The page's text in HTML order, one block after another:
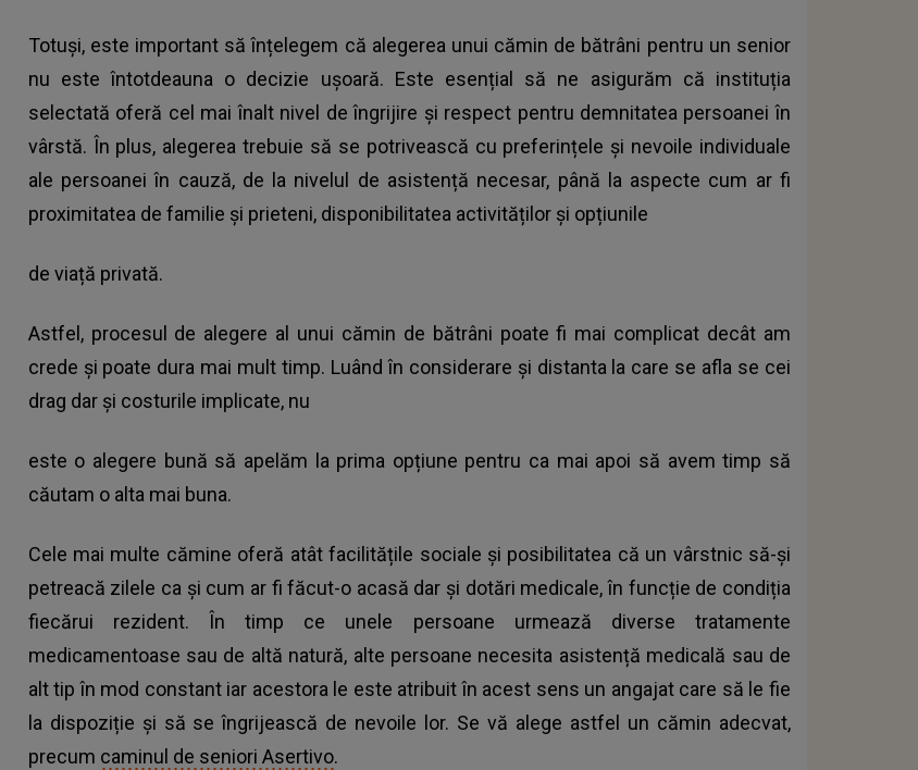
Totuși, este important să înțelegem că alegerea unui cămin de bătrâni pentru un senior
nu este întotdeauna o decizie ușoară. Este esențial să ne asigurăm că instituția
selectată oferă cel mai înalt nivel de îngrijire și respect pentru demnitatea persoanei în
vârstă. În plus, alegerea trebuie să se potrivească cu preferințele și nevoile individuale
ale persoanei în cauză, de la nivelul de asistență necesar, până la aspecte cum ar fi
proximitatea de familie și prieteni, disponibilitatea activităților și opțiunile
de viață privată.
Astfel, procesul de alegere al unui cămin de bătrâni poate fi mai complicat decât am
crede și poate dura mai mult timp. Luând în considerare și distanta la care se afla se cei
drag dar și costurile implicate, nu
este o alegere bună să apelăm la prima opțiune pentru ca mai apoi să avem timp să
căutam o alta mai buna.
Cele mai multe cămine oferă atât facilitățile sociale și posibilitatea că un vârstnic să-și
petreacă zilele ca și cum ar fi făcut-o acasă dar și dotări medicale, în funcție de condiția
fiecărui rezident. În timp ce unele persoane urmează diverse tratamente
medicamentoase sau de altă natură, alte persoane necesita asistență medicală sau de
alt tip în mod constant iar acestora le este atribuit în acest sens un angajat care să le fie
la dispoziție și să se îngrijească de nevoile lor. Se vă alege astfel un cămin adecvat,
precum caminul de seniori Asertivo.